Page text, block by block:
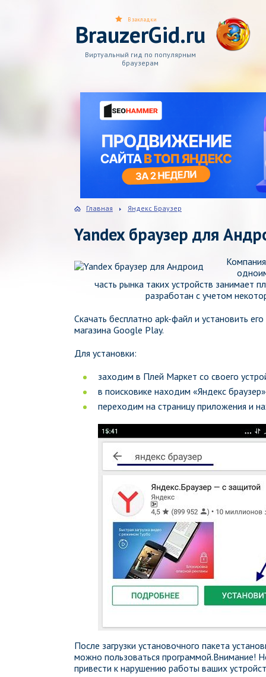
BrauzerGid.ru
Виртуальный гид по популярным
браузерам
В закладки
Главная Яндекс Браузер
Yandex браузер для
часть рынка таких устройств занимает
разработан с учетом
Скачать бесплатно apk-файл и установить
магазина Google Play.
Для установки:
заходим в Плей Маркет со своего
в поисковике находим «Яндекс
переходим на страницу приложения и
После загрузки установочного пакета
можно пользоваться программой.Внимание!
привести к нарушению работы ваших